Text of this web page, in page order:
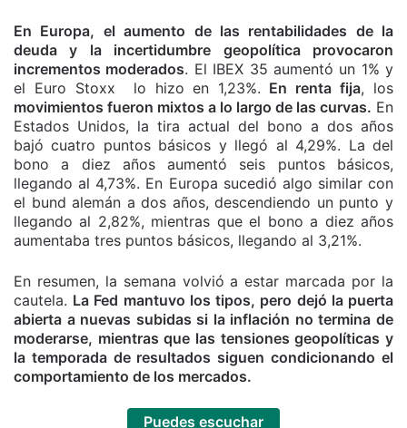
En Europa, el aumento de las rentabilidades de la
deuda y la incertidumbre geopolítica provocaron
incrementos moderados. El IBEX 35 aumentó un 1% y
el Euro Stoxx lo hizo en 1,23%. En renta fija, los
movimientos fueron mixtos a lo largo de las curvas. En
Estados Unidos, la tira actual del bono a dos años
bajó cuatro puntos básicos y llegó al 4,29%. La del
bono a diez años aumentó seis puntos básicos,
llegando al 4,73%. En Europa sucedió algo similar con
el bund alemán a dos años, descendiendo un punto y
llegando al 2,82%, mientras que el bono a diez años
aumentaba tres puntos básicos, llegando al 3,21%.
En resumen, la semana volvió a estar marcada por la
cautela. La Fed mantuvo los tipos, pero dejó la puerta
abierta a nuevas subidas si la inflación no termina de
moderarse, mientras que las tensiones geopolíticas y
la temporada de resultados siguen condicionando el
comportamiento de los mercados.
Puedes escuchar